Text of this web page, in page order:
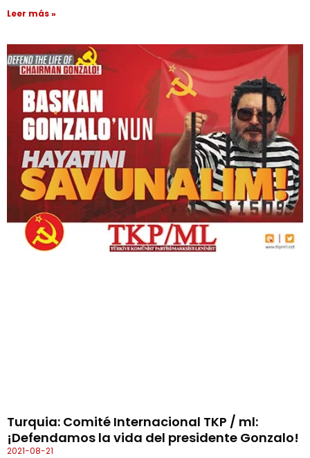
Leer más »
Turquia: Comité Internacional TKP / ml:
¡Defendamos la vida del presidente Gonzalo!
2021-08-21